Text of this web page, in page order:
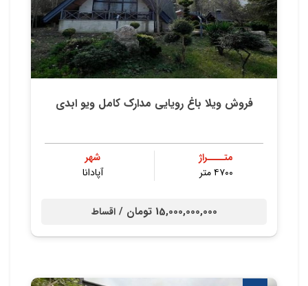
فروش ویلا باغ رویایی مدارک کامل ویو ابدی
متــــراژ
۴۷۰۰ متر
شهر
آپادانا
15,000,000,000 تومان / اقساط